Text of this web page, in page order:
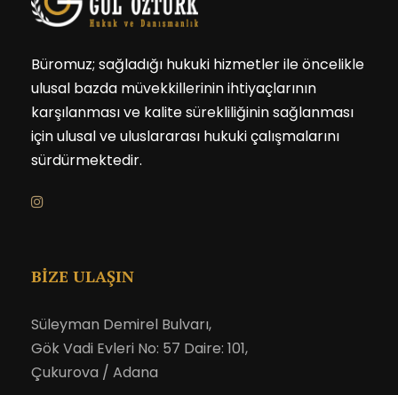
Büromuz; sağladığı hukuki hizmetler ile öncelikle
ulusal bazda müvekkillerinin ihtiyaçlarının
karşılanması ve kalite sürekliliğinin sağlanması
için ulusal ve uluslararası hukuki çalışmalarını
sürdürmektedir.
BİZE ULAŞIN
Süleyman Demirel Bulvarı,
Gök Vadi Evleri No: 57 Daire: 101,
Çukurova / Adana